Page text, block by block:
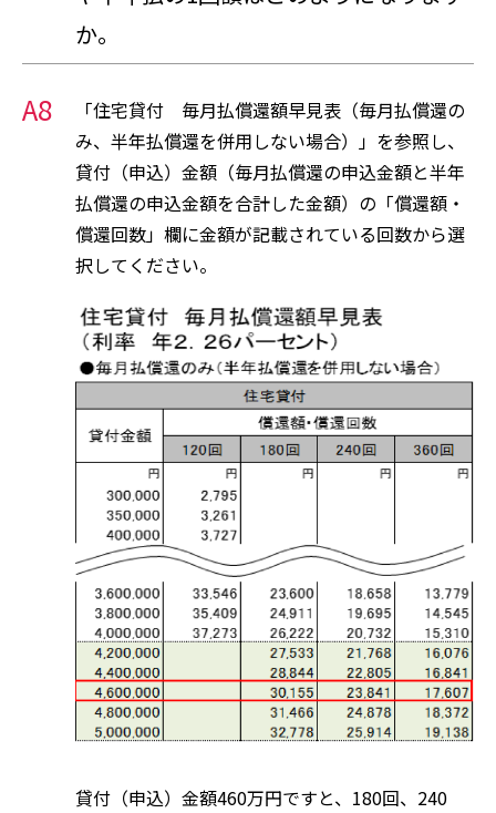
か。
A8
「住宅貸付 毎月払償還額早見表（毎月払償還の
み、半年払償還を併用しない場合）」を参照し、
貸付（申込）金額（毎月払償還の申込金額と半年
払償還の申込金額を合計した金額）の「償還額・
償還回数」欄に金額が記載されている回数から選
択してください。
貸付（申込）金額460万円ですと、180回、240